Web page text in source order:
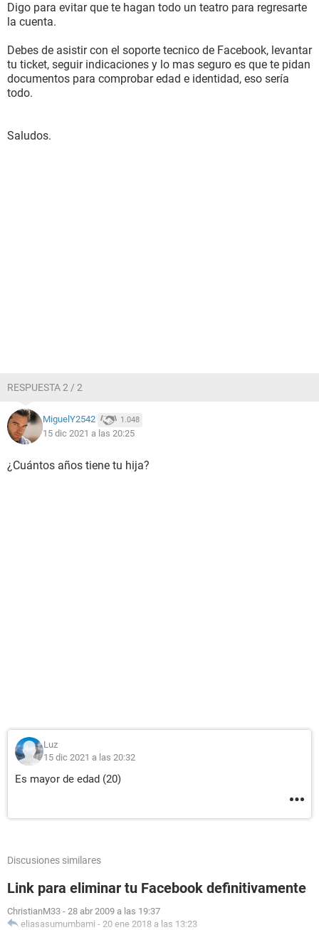
Digo para evitar que te hagan todo un teatro para regresarte
la cuenta.
Debes de asistir con el soporte tecnico de Facebook, levantar
tu ticket, seguir indicaciones y lo mas seguro es que te pidan
documentos para comprobar edad e identidad, eso sería
todo.
Saludos.
RESPUESTA 2 / 2
MiguelY2542 1.048
15 dic 2021 a las 20:25
¿Cuántos años tiene tu hija?
Luz
15 dic 2021 a las 20:32
Es mayor de edad (20)
Discusiones similares
Link para eliminar tu Facebook definitivamente
ChristianM33 - 28 abr 2009 a las 19:37
eliasasumumbami - 20 ene 2018 a las 13:23